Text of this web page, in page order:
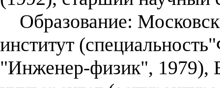
Образование:
институт
"Инженер-физик", 1979),